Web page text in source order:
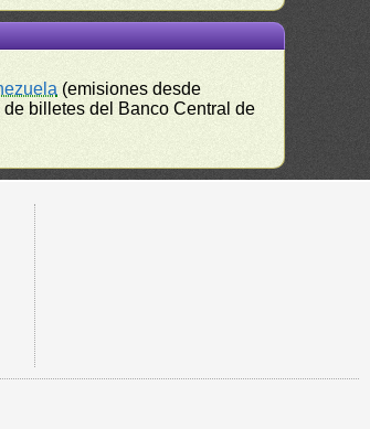
(emisiones desde
billetes del Banco Central de